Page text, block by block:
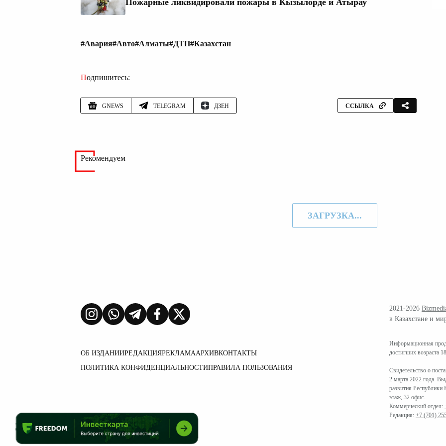
Пожарные ликвидировали пожары в Кызылорде и Атырау
#Авария#Авто#Алматы#ДТП#Казахстан
Подпишитесь:
GNEWS TELEGRAM ДЗЕН ССЫЛКА
Рекомендуем
ЗАГРУЗКА...
ОБ ИЗДАНИИРЕДАКЦИЯРЕКЛАМААРХИВКОНТАКТЫ
ПОЛИТИКА КОНФИДЕНЦИАЛЬНОСТИПРАВИЛА ПОЛЬЗОВАНИЯ
2021-2026
в Казахстане и
Информационная
достигших возраста
Свидетельство о
2 марта 2022 года.
развития Республики
этаж, 32 офис.
Коммерческий отдел:
Редакция: +7 (701)